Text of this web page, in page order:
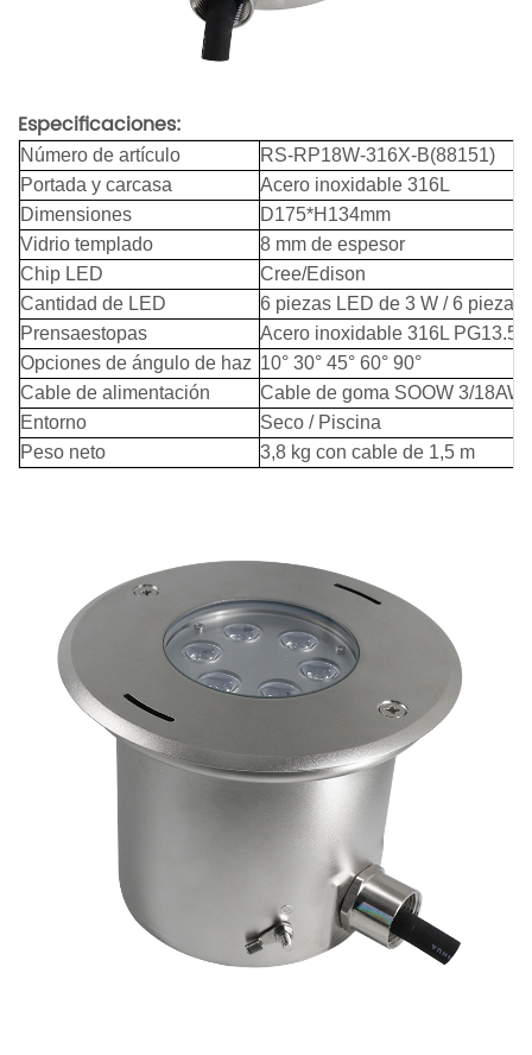
Especificaciones:
Número de artículo
RS-RP18W-316X-B(88151)
Portada y carcasa
Acero inoxidable 316L
Dimensiones
D175*H134mm
Vidrio templado
8 mm de espesor
Chip LED
Cree/Edison
Cantidad de LED
6 piezas LED de 3 W / 6
Prensaestopas
Acero inoxidable 316L PG13.5
Opciones de ángulo de haz 10° 30° 45° 60° 90°
Cable de alimentación
Cable de goma SOOW 3/
Entorno
Seco / Piscina
Peso neto
3,8 kg con cable de 1,5 m